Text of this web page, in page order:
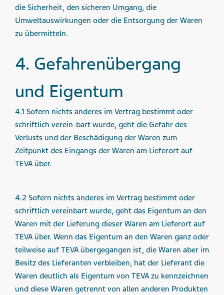
die Sicherheit, den sicheren Umgang, die
Umweltauswirkungen oder die Entsorgung der Waren
zu übermitteln.
4. Gefahren­übergang
und Eigentum
4.1 Sofern nichts anderes im Vertrag bestimmt oder
schriftlich verein-bart wurde, geht die Gefahr des
Verlusts und der Beschädigung der Waren zum
Zeitpunkt des Eingangs der Waren am Lieferort auf
TEVA über.
4.2 Sofern nichts anderes im Vertrag bestimmt oder
schriftlich vereinbart wurde, geht das Eigentum an den
Waren mit der Lieferung dieser Waren am Lieferort auf
TEVA über. Wenn das Eigentum an den Waren ganz oder
teilweise auf TEVA übergegangen ist, die Waren aber im
Besitz des Lieferanten verbleiben, hat der Lieferant die
Waren deutlich als Eigentum von TEVA zu kennzeichnen
und diese Waren getrennt von allen anderen Produkten